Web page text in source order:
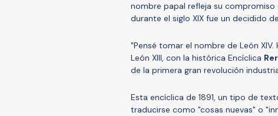
nombre papal refleja su compromiso
durante el siglo XIX fue un decidido
"Pensé tomar el nombre de León
León XIII, con la histórica Encíclica
de la primera gran revolución
Esta encíclica de 1891, un tipo de
traducirse como "cosas nuevas" o